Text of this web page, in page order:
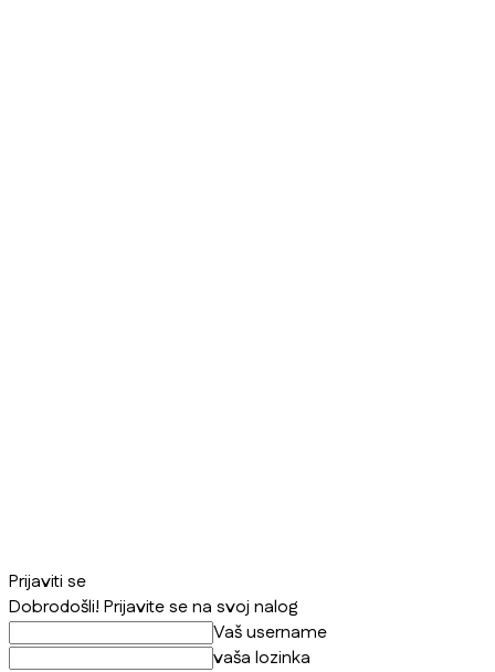
Prijaviti se
Dobrodošli! Prijavite se na svoj nalog
Vaš username
vaša lozinka